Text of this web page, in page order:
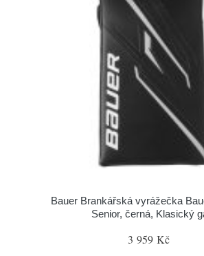
Bauer Brankářská vyrážečka
Senior, černá, Klasický
3 959 Kč